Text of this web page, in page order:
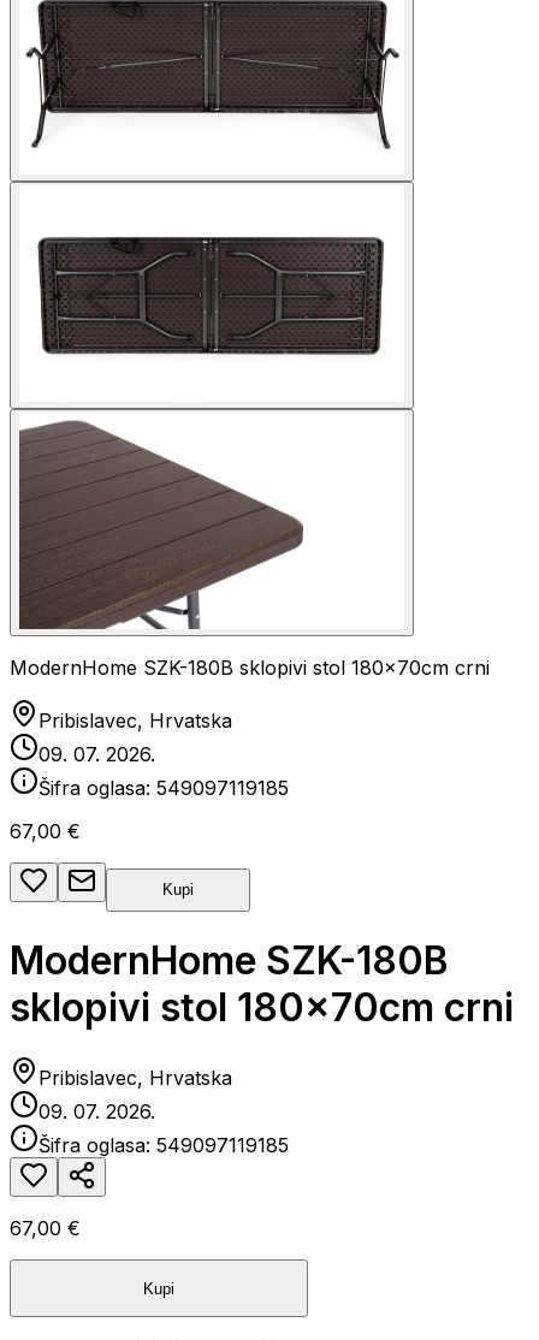
ModernHome SZK-180B sklopivi stol 180x70cm crni
Pribislavec, Hrvatska
09. 07. 2026.
Šifra oglasa: 549097119185
67,00 €
Kupi
ModernHome SZK-180B
sklopivi stol 180x70cm crni
Pribislavec, Hrvatska
09. 07. 2026.
Šifra oglasa: 549097119185
67,00 €
Kupi